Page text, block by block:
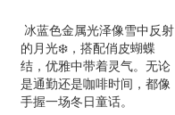
冰蓝色金属光泽像雪中反射
的月光❄️，搭配俏皮蝴蝶
结，优雅中带着灵气。无论
是通勤还是咖啡时间，都像
手握一场冬日童话。